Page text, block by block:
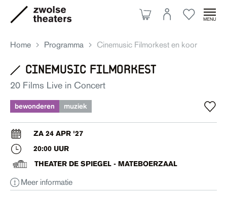
Aanbod
Je bezoek
Over ons
Eten & drinken
Home Programma Cinemusic Filmorkest en koor
cinemusic filmorkest
20 Films Live in Concert
bewonderen muziek
ZA 24 APR '27
20:00 UUR
THEATER DE SPIEGEL - MATEBOERZAAL
Meer informatie